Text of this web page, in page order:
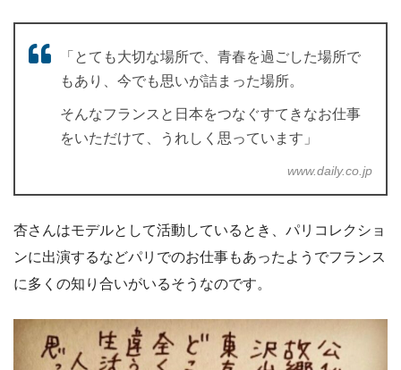
「とても大切な場所で、青春を過ごした場所で
もあり、今でも思いが詰まった場所。
そんなフランスと日本をつなぐすてきなお仕事
をいただけて、うれしく思っています」
www.daily.co.jp
杏さんはモデルとして活動しているとき、パリコレクショ
ンに出演するなどパリでのお仕事もあったようでフランス
に多くの知り合いがいるそうなのです。